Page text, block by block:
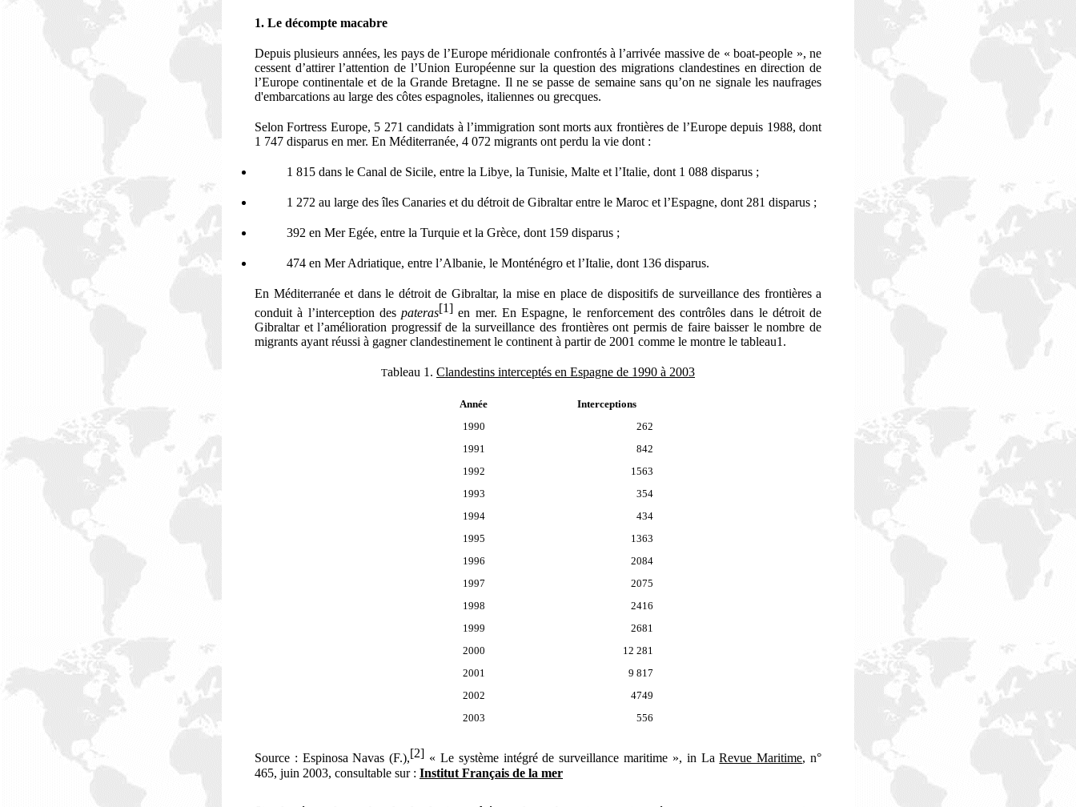
1. Le décompte macabre
Depuisplusieurs années, les pays de l’Europe méridionale confrontés à l’arrivée massive de « boat-people », ne
cessent d’attirer l’attention de l’Union Européenne sur la question des migrations clandestines en direction de
l’Europe continentale et de la Grande Bretagne. Il ne se passe de semaine sans qu’on ne signale les naufrages
d'embarcations au large des côtes espagnoles, italiennes ou grecques.
SelonFortress Europe, 5 271 candidats à l’immigration sont morts aux frontières de l’Europe depuis 1988, dont
1 747 disparus en mer. En Méditerranée, 4 072 migrants ont perdu la vie dont :
1 815 dans le Canal de Sicile, entre la Libye, la Tunisie, Malte et l’Italie, dont 1 088 disparus ;
1 272 au large des îles Canaries et du détroit de Gibraltar entre le Maroc et l’Espagne, dont 281 disparus ;
392 en Mer Egée, entre la Turquie et la Grèce, dont 159 disparus ;
474 en Mer Adriatique, entre l’Albanie, le Monténégro et l’Italie, dont 136 disparus.
En Méditerranée et dans le détroit de Gibraltar, la mise en place de dispositifs de surveillance des frontières a
conduit à l’interception des pateras[1] en mer. En Espagne, le renforcement des contrôles dans le détroit de
Gibraltar et l’amélioration progressif de la surveillance des frontières ont permis de faire baisser le nombre de
migrants ayant réussi à gagner clandestinement le continent à partir de 2001 comme le montre le tableau1.
Tableau 1. Clandestins interceptés en Espagne de 1990 à 2003
Année
Interceptions
1990
262
1991
842
1992
1563
1993
354
1994
434
1995
1363
1996
2084
1997
2075
1998
2416
1999
2681
2000
12 281
2001
9 817
2002
4749
2003
556
Source : Espinosa Navas (F.),[2] « Le système intégré de surveillance maritime », in LaRevue Maritime, n°
465, juin 2003, consultable sur : Institut Français de la mer